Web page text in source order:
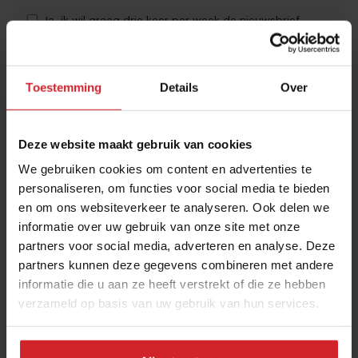
Toestemming Details Over
Deze website maakt gebruik van cookies
We gebruiken cookies om content en advertenties te
personaliseren, om functies voor social media te bieden
en om ons websiteverkeer te analyseren. Ook delen we
informatie over uw gebruik van onze site met onze
partners voor social media, adverteren en analyse. Deze
partners kunnen deze gegevens combineren met andere
informatie die u aan ze heeft verstrekt of die ze hebben
verzameld op basis van uw gebruik van hun services.
THANKS
Ja, ik wil graag drie keer per week de nieuwsbrief
ontvangen met de laatste trends, culinaire inspiratie en
interviews van Food Inspiration per e-mail.Klik hier
voor meer informatie.
Verzend
Eten in Amsterdam: van verscholen
eetcafés tot De Strip in Noord
Joris Bijdendijk en Samuel Levie